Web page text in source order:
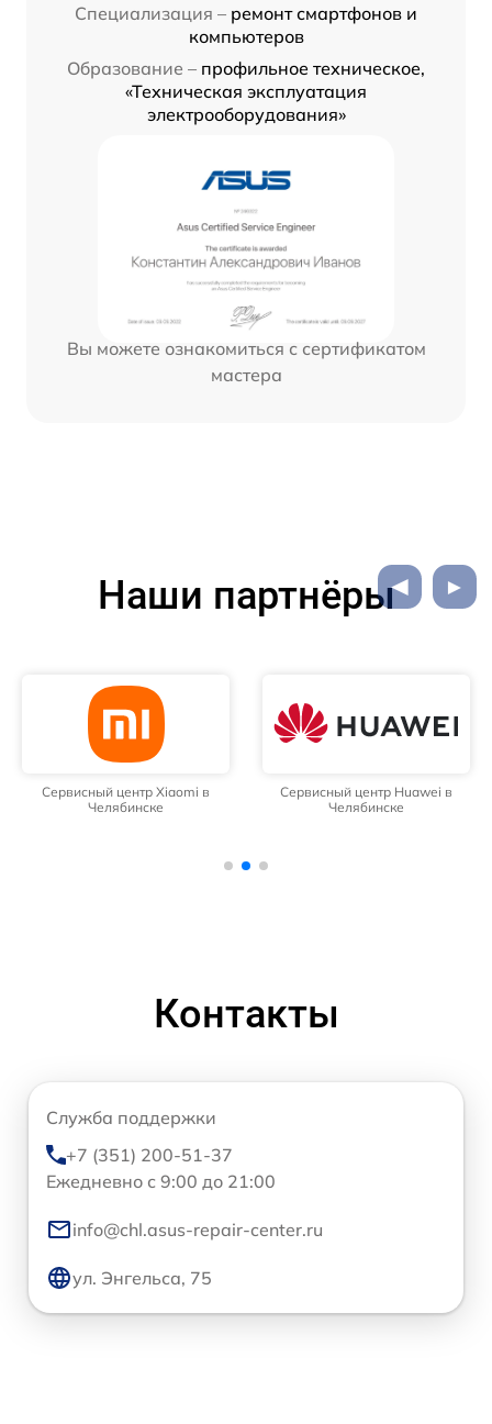
Специализация – ремонт смартфонов и
компьютеров
Образование – профильное техническое,
«Техническая эксплуатация
электрооборудования»
Вы можете ознакомиться с сертификатом
мастера
Наши партнёры
Сервисный центр Xiaomi в
Челябинске
Сервисный центр Huawei в
Челябинске
Контакты
Служба поддержки
+7 (351) 200-51-37
Ежедневно с 9:00 до 21:00
info@chl.asus-repair-center.ru
ул. Энгельса, 75